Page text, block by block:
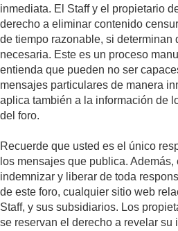
inmediata. El Staff y el propietario
derecho a eliminar contenido
de tiempo razonable, si determinan
necesaria. Este es un proceso
entienda que pueden no ser
mensajes particulares de manera
aplica también a la información de
del foro.
Recuerde que usted es el único
los mensajes que publica. Además,
indemnizar y liberar de toda
de este foro, cualquier sitio web
Staff, y sus subsidiarios. Los
se reservan el derecho a revelar su